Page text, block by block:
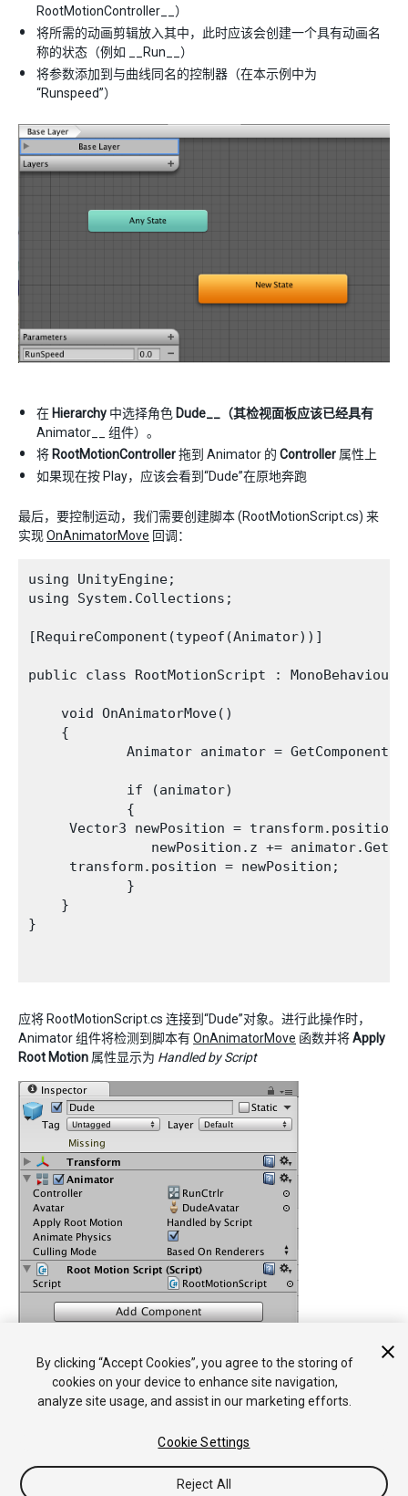
RootMotionController__）
将所需的动画剪辑放入其中，此时应该会创建一个具有动画名
称的状态（例如 __Run__）
将参数添加到与曲线同名的控制器（在本示例中为
“Runspeed”）
在 Hierarchy 中选择角色 Dude__（其检视面板应该已经具有
Animator__ 组件）。
将 RootMotionController拖到 Animator 的 Controller 属性上
如果现在按 Play，应该会看到“Dude”在原地奔跑
最后，要控制运动，我们需要创建脚本 (RootMotionScript.cs) 来
实现OnAnimatorMove 回调：
using UnityEngine;
using System.Collections;
[RequireComponent(typeof(Animator))]
public class RootMotionScript : MonoBehaviour
    void OnAnimatorMove()
    {
Animator animator =
            if (animator)
            {
     Vector3 newPosition = transform.position;
newPosition.z +=
     transform.position = newPosition;
            }
    }
}
应将 RootMotionScript.cs 连接到“Dude”对象。进行此操作时，
Animator 组件将检测到脚本有OnAnimatorMove 函数并将Apply
Root Motion 属性显示为 Handled by Script
版权所有 © 2019 Unity Technologies. Publication 2019.1
By clicking “Accept Cookies”, you agree to the storing of
cookies on your device to enhance site navigation,
analyze site usage, and assist in our marketing efforts.
Cookie Settings
Reject All